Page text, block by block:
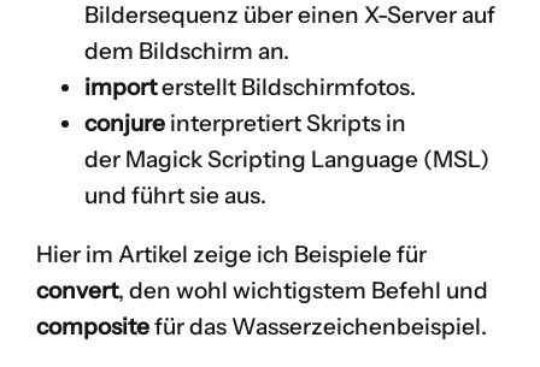
Bildersequenz über einen X-Server auf
dem Bildschirm an.
importerstellt Bildschirmfotos.
conjure interpretiert Skripts in
der Magick Scripting Language (MSL)
und führt sie aus.
Hier im Artikel zeige ich Beispiele für
convert, den wohl wichtigstem Befehl und
compositefür das Wasserzeichenbeispiel.